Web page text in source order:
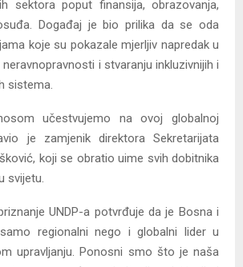
sektora poput finansija, obrazovanja,
Događaj je bio prilika da se oda
koje su pokazale mjerljiv napredak u
i stvaranju inkluzivnijih i
sistema.
učestvujemo na ovoj globalnoj
je zamjenik direktora Sekretarijata
koji se obratio uime svih dobitnika
svijetu.
UNDP-a potvrđuje da je Bosna i
regionalni nego i globalni lider u
upravljanju. Ponosni smo što je naša